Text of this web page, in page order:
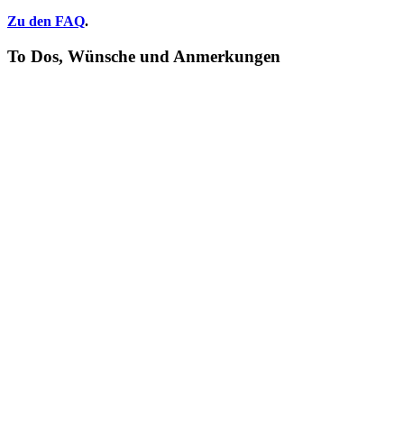
Zu den FAQ.
To Dos, Wünsche und Anmerkungen